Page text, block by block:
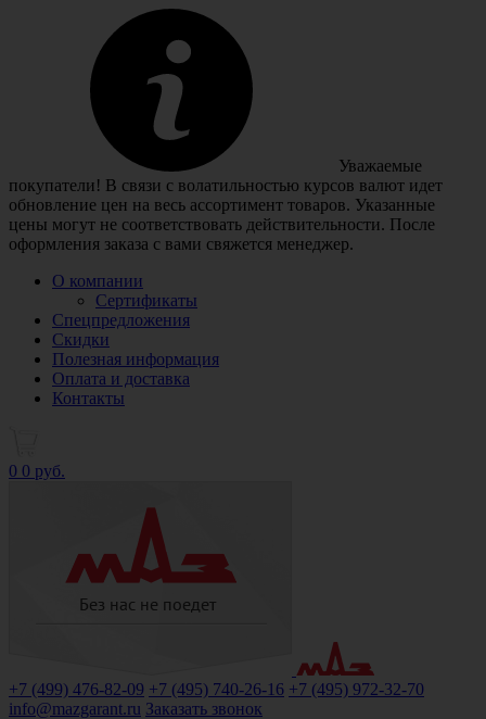
Уважаемые
покупатели! В связи с волатильностью курсов валют идет
обновление цен на весь ассортимент товаров. Указанные
цены могут не соответствовать действительности. После
оформления заказа с вами свяжется менеджер.
О компании
Сертификаты
Спецпредложения
Скидки
Полезная информация
Оплата и доставка
Контакты
0 0 руб.
+7 (499) 476-82-09 +7 (495) 740-26-16 +7 (495) 972-32-70
info@mazgarant.ru Заказать звонок